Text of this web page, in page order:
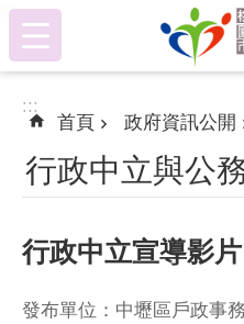
跳到主要內容區塊
:::
:::
首頁 政府資訊公開
行政中立與公
行政中立宣導影片
發布單位：中壢區戶政事